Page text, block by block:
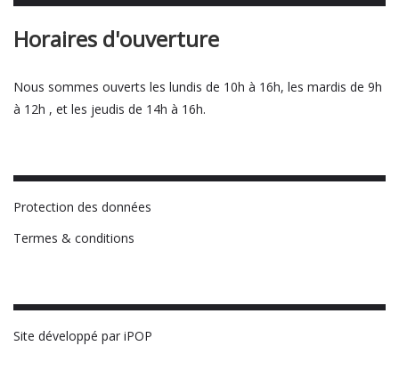
Horaires d'ouverture
Nous sommes ouverts les lundis de 10h à 16h, les mardis de 9h
à 12h , et les jeudis de 14h à 16h.
Protection des données
Termes & conditions
Site développé par iPOP